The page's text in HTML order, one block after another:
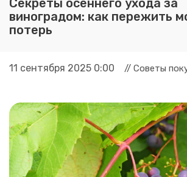
Секреты осеннего ухода за
виноградом: как пережить
потерь
11 сентября 2025 0:00 // Советы